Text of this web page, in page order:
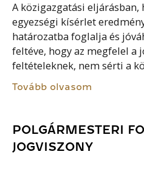
A közigazgatási
egyezségi kísérlet
határozatba foglalja és
feltéve, hogy az megfelel a
feltételeknek, nem sérti a
Tovább olvasom
POLGÁRMESTERI
JOGVISZONY